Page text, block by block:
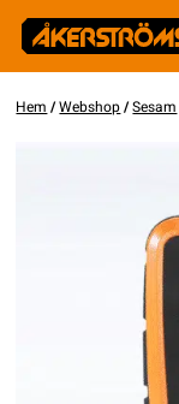
Hem /Webshop/Sesam